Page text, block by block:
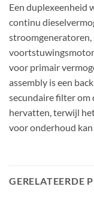
Een duplexeenheid
continu
stroomgeneratoren,
voor primair
assembly is een
secundaire filter om
hervatten, terwijl
voor onderhoud
GERELATEERDE